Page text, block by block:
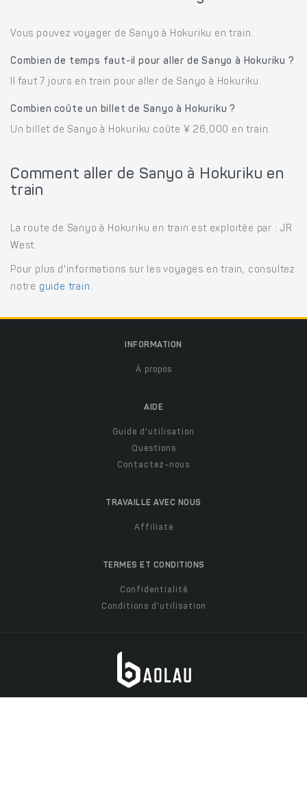
Vous pouvez voyager de Sanyo à Hokuriku en train.
Combien de temps faut-il pour aller de Sanyo à Hokuriku ?
Il faut 7 jours en train pour aller de Sanyo à Hokuriku.
Combien coûte un billet de Sanyo à Hokuriku ?
Un billet de Sanyo à Hokuriku coûte ¥ 26,000 en train.
Comment aller de Sanyo à Hokuriku en
train
La route de Sanyo à Hokuriku en train est exploitée par : JR
West.
Pour plus d'informations sur les voyages en train, consultez
notre guide train .
INFORMATION
À propos
AIDE
Guide d'utilisation
Questions
Contactez-nous
TRAVAILLE AVEC NOUS
Affiliate
TERMES ET CONDITIONS
Confidentialité
Conditions d'utilisation